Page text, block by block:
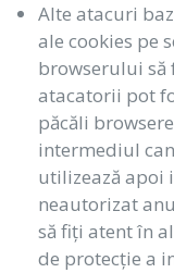
Alte atacuri
ale cookies pe
browserului să
atacatorii pot
păcăli
intermediul
utilizează apoi
neautorizat
să fiți atent în
de protecție a